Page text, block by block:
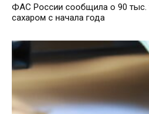
ФАС России сообщила о 90 тыс.
сахаром с начала года